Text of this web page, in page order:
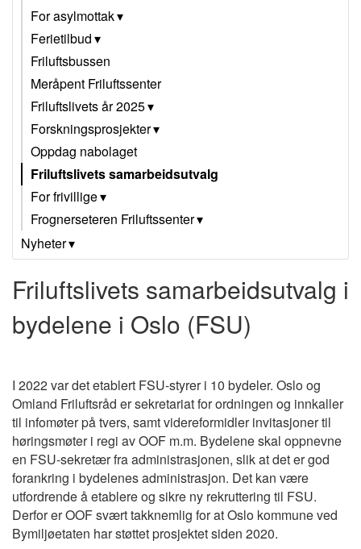
For asylmottak
Ferietilbud
Friluftsbussen
Meråpent Friluftssenter
Friluftslivets år 2025
Forskningsprosjekter
Oppdag nabolaget
Friluftslivets samarbeidsutvalg
For frivillige
Frognerseteren Friluftssenter
Nyheter
Friluftslivets samarbeidsutvalg i
bydelene i Oslo (FSU)
I 2022 var det etablert FSU-styrer i 10 bydeler. Oslo og
Omland Friluftsråd er sekretariat for ordningen og innkaller
til infomøter på tvers, samt videreformidler invitasjoner til
høringsmøter i regi avOOF m.m. Bydelene skal oppnevne
en FSU-sekretær fra administrasjonen, slik at det er god
forankring i bydelenes administrasjon. Det kan være
utfordrende å etablere og sikre ny rekruttering til FSU.
Derfor erOOFsvært takknemlig for at Oslo kommune ved
Bymiljøetaten har støttet prosjektet siden 2020.